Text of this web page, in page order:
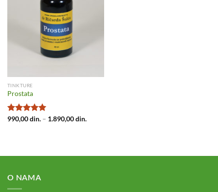
TINKTURE
Prostata
Ocenjeno
990,00din. – 1.890,00din.Raspon
O NAMA